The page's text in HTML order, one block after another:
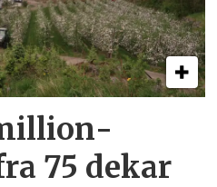
75 dekar